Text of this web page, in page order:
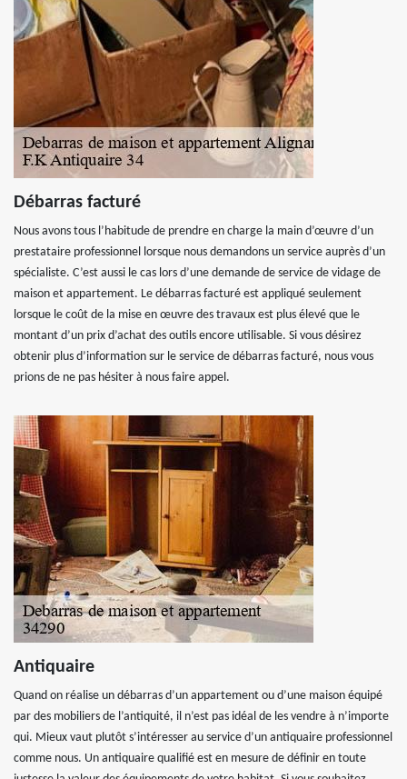
Débarras facturé
Nous avons tous l’habitude de prendre en charge la main d’œuvre d’un
prestataire professionnel lorsque nous demandons un service auprès d’un
spécialiste. C’est aussi le cas lors d’une demande de service de vidage de
maison et appartement. Le débarras facturé est appliqué seulement
lorsque le coût de la mise en œuvre des travaux est plus élevé que le
montant d’un prix d’achat des outils encore utilisable. Si vous désirez
obtenir plus d’information sur le service de débarras facturé, nous vous
prions de ne pas hésiter à nous faire appel.
Antiquaire
Quand on réalise un débarras d’un appartement ou d’une maison équipé
par des mobiliers de l’antiquité, il n’est pas idéal de les vendre à n’importe
qui. Mieux vaut plutôt s’intéresser au service d’un antiquaire professionnel
comme nous. Un antiquaire qualifié est en mesure de définir en toute